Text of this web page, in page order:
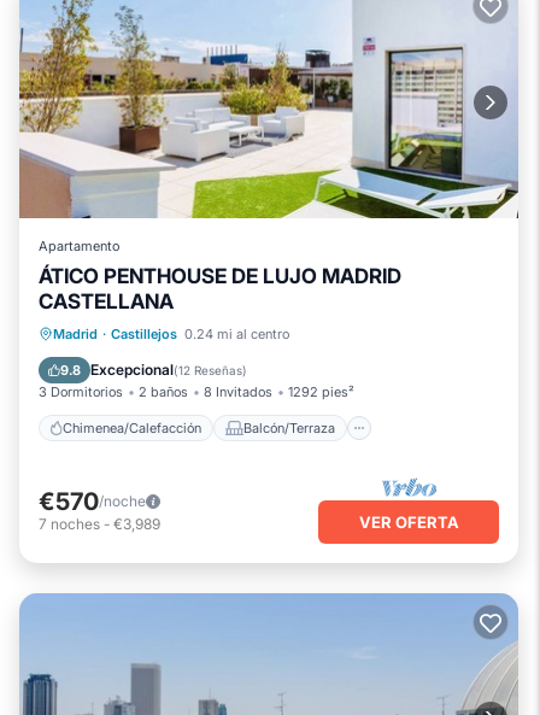
Apartamento
ÁTICO PENTHOUSE DE LUJO MADRID
CASTELLANA
Madrid · Castillejos 0.24 mi al centro
9.8 Excepcional(12 Reseñas)
3 Dormitorios 2 baños 8 Invitados 1292 pies²
Chimenea/Calefacción Balcón/Terraza
Chimenea/Calefacción
Cocina
Aparcamiento
€570/noche
7 noches - €3,989 VER OFERTA